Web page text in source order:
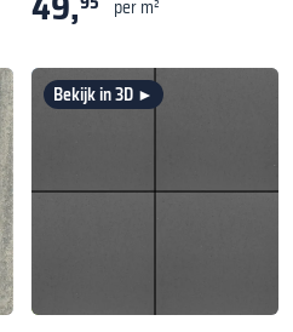
per m²
Bekijk in 3D ►